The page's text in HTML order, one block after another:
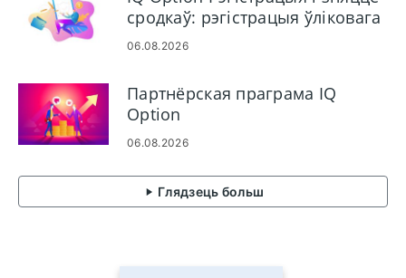
сродкаў: рэгістрацыя ўліковага
запісу і выплата сродкаў
06.08.2026
Партнёрская праграма IQ
Option
06.08.2026
Глядзець больш